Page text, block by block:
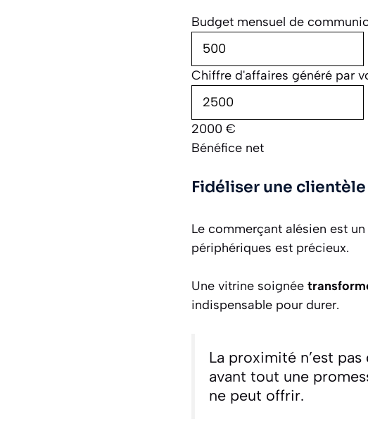
Budget mensuel de
Chiffre d'affaires généré par
2000 €
Bénéfice net
Fidéliser une
Le commerçant alésien est un
périphériques est précieux.
Une vitrine soignée
indispensable pour durer.
La proximité n’est
avant tout une
ne peut offrir.